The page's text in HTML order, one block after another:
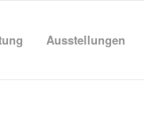
Ausstellungen